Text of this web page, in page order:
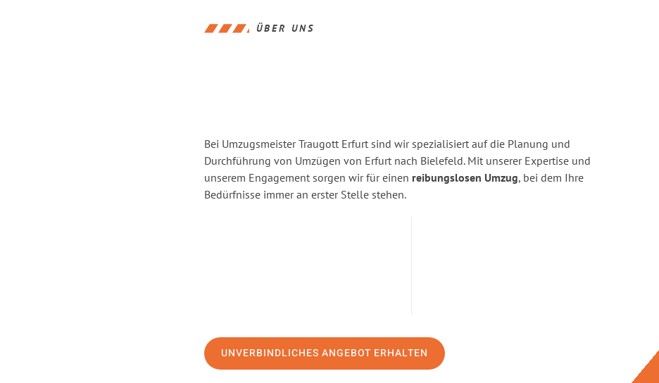
ÜBER UNS
Bei Umzugsmeister Traugott Erfurt sind wir spezialisiert auf die Planung und
Durchführung von Umzügen von Erfurt nach Bielefeld. Mit unserer Expertise und
unserem Engagement sorgen wir für einen reibungslosen Umzug, bei dem Ihre
Bedürfnisse immer an erster Stelle stehen.
UNVERBINDLICHES ANGEBOT ERHALTEN